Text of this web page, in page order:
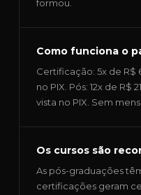
formou.
Como funciona o
Certificação: 5x de R$
no PIX. Pós: 12x de R$
vista no PIX. Sem
Os cursos são
As pós-graduações
certificações geram